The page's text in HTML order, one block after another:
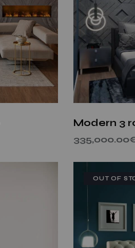
Modern 3
335,000.00
OUT OF